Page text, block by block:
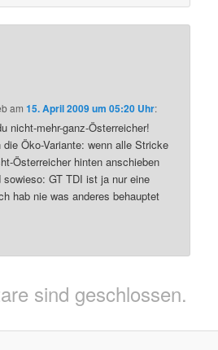
am15. April 2009 um 05:20 Uhr:
nicht-mehr-ganz-Österreicher!
Öko-Variante: wenn alle Stricke
Österreicher hinten anschieben
sowieso: GT TDI ist ja nur eine
hab nie was anderes behauptet
sind geschlossen.